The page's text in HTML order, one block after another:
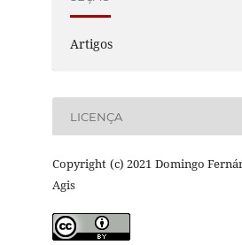
Artigos
LICENÇA
Copyright (c) 2021 Domingo
Agis